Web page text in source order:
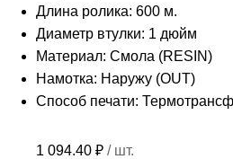
Длина ролика: 600 м.
Диаметр втулки: 1 дюйм
Материал: Смола (RESIN)
Намотка: Наружу (OUT)
Способ печати:
1 094.40 ₽ / шт.